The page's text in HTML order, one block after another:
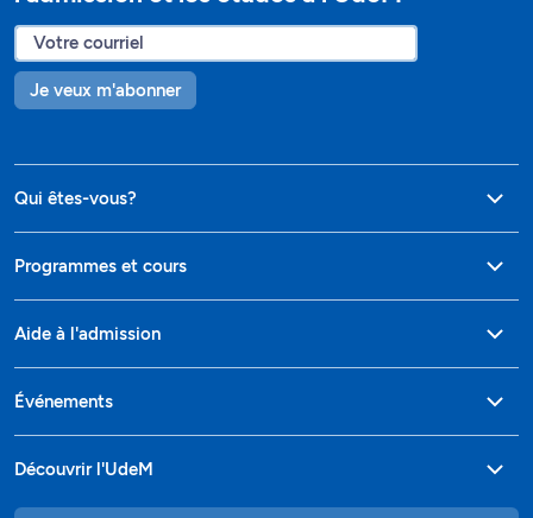
Je veux m'abonner
Qui êtes-vous?
Programmes et cours
Aide à l'admission
Événements
Découvrir l'UdeM